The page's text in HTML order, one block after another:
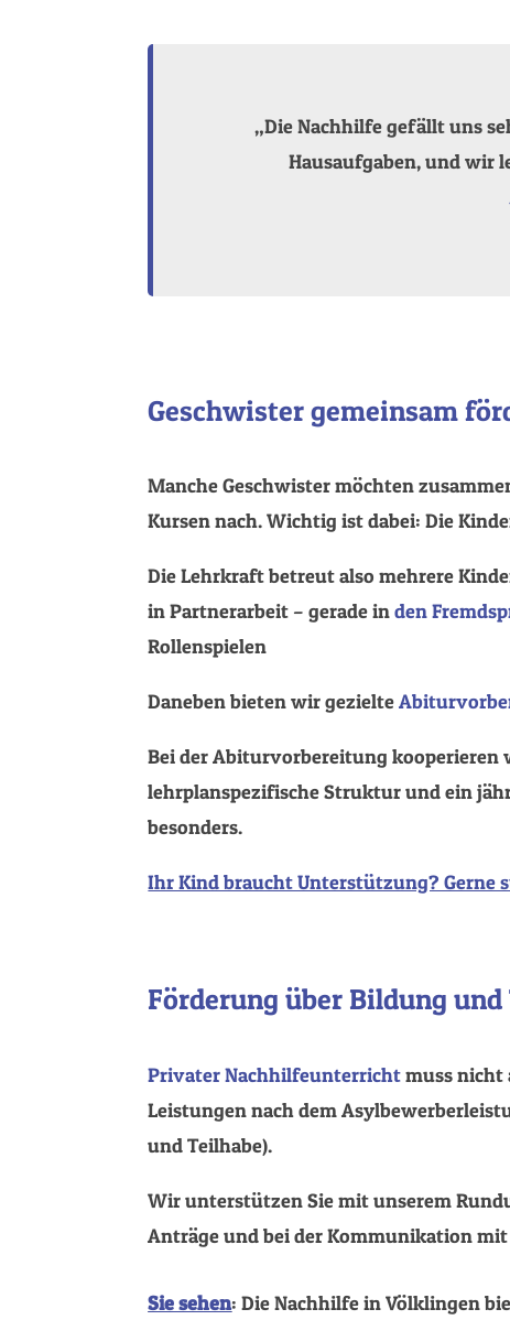
„Die Nachhilfe gefällt uns
Hausaufgaben, und wir
Geschwister gemeinsam
Manche Geschwister möchten
Kursen nach. Wichtig ist dabei: Die
Die Lehrkraft betreut also mehrere
in Partnerarbeit – gerade inden
Rollenspielen
Daneben bieten wir gezielte
Bei der Abiturvorbereitung
lehrplanspezifische Struktur und ein
besonders.
Ihr Kind braucht Unterstützung? Gerne
Förderung über Bildung und
Privater Nachhilfeunterrichtmuss nicht
Leistungen nach dem
und Teilhabe).
Wir unterstützen Sie mit unserem
Anträge und bei der Kommunikation
Sie sehen: Die Nachhilfe in Völklingen